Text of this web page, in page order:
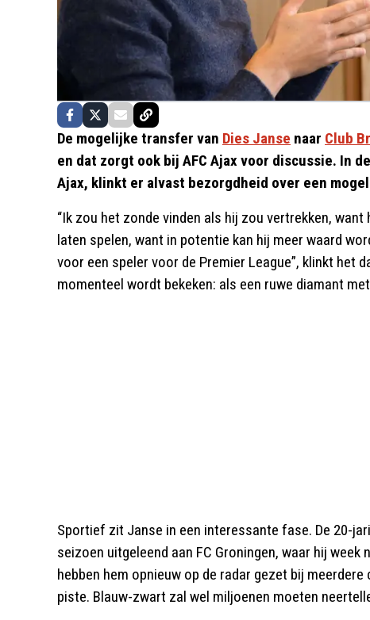
De mogelijke transfer van Dies Janse naar Club
en dat zorgt ook bij AFC Ajax voor discussie. In de
Ajax, klinkt er alvast bezorgdheid over een
“Ik zou het zonde vinden als hij zou vertrekken,
laten spelen, want in potentie kan hij meer waard
voor een speler voor de Premier League”, klinkt het
momenteel wordt bekeken: als een ruwe diamant
Sportief zit Janse in een interessante fase. De 20-
seizoen uitgeleend aan FC Groningen, waar hij
hebben hem opnieuw op de radar gezet bij
piste. Blauw-zwart zal wel miljoenen moeten